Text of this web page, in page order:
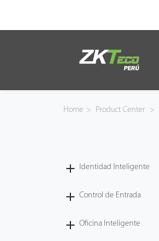
Control de Entrada
Home > Product Center >
Identidad Inteligente
Control de Entrada
Oficina Inteligente